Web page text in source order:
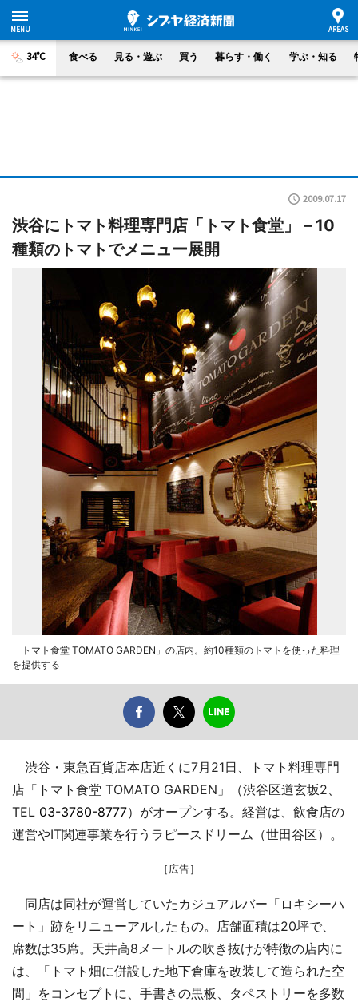
34°C 食べる 見る・遊ぶ 買う 暮らす・働く 学ぶ・知る
2009.07.17
渋谷にトマト料理専門店「トマト食堂」－10
種類のトマトでメニュー展開
「トマト食堂 TOMATO GARDEN」の店内。約10種類のトマトを使った料理
を提供する
渋谷・東急百貨店本店近くに7月21日、トマト料理専門
店「トマト食堂 TOMATO GARDEN」（渋谷区道玄坂2、
TEL 03-3780-8777）がオープンする。経営は、飲食店の
運営やIT関連事業を行うラピースドリーム（世田谷区）。
［広告］
同店は同社が運営していたカジュアルバー「ロキシーハ
ート」跡をリニューアルしたもの。店舗面積は20坪で、
席数は35席。天井高8メートルの吹き抜けが特徴の店内に
は、「トマト畑に併設した地下倉庫を改装して造られた空
間」をコンセプトに、手書きの黒板、タペストリーを多数